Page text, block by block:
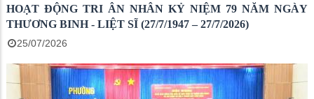
HOẠT ĐỘNG TRI ÂN NHÂN KỶ NIỆM 79 NĂM NGÀY
THƯƠNG BINH - LIỆT SĨ (27/7/1947 – 27/7/2026)
25/07/2026